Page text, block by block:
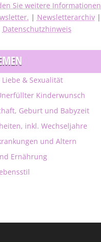
Sie weitere Informationen
| Newsletterarchiv|
Datenschutzhinweis
& Sexualität
Kinderwunsch
Geburt und Babyzeit
inkl. Wechseljahre
und Altern
Ernährung